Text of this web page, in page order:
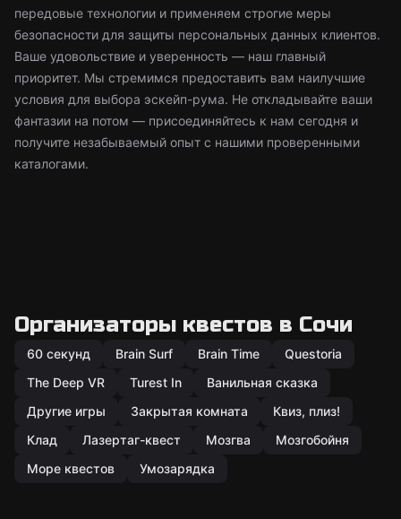
передовые технологии и применяем строгие меры
безопасности для защиты персональных данных клиентов.
Ваше удовольствие и уверенность — наш главный
приоритет. Мы стремимся предоставить вам наилучшие
условия для выбора эскейп-рума. Не откладывайте ваши
фантазии на потом — присоединяйтесь к нам сегодня и
получите незабываемый опыт с нашими проверенными
каталогами.
Организаторы квестов в Сочи
60 секунд Brain Surf Brain Time
Questoria
The Deep VR
Turest In
Ванильная сказка
Другие игры
Закрытая комната
Квиз, плиз!
Клад
Лазертаг-квест Мозгва
Мозгобойня
Море квестов
Умозарядка